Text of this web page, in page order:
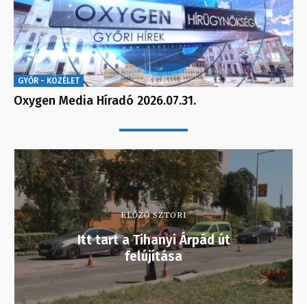
GYŐR - KÖZÉLET
Oxygen Media Híradó 2026.07.31.
ELŐZŐ SZTORI
Itt tart a Tihanyi Árpád út
felújítása